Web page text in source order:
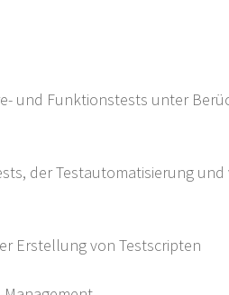
und Funktionstests unter
der Testautomatisierung
Erstellung von Testscripten